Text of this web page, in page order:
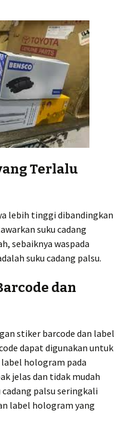
Terlalu
lebih tinggi dibandingkan
suku cadang
sebaiknya waspada
suku cadang palsu.
dan
stiker barcode dan label
dapat digunakan untuk
hologram pada
jelas dan tidak mudah
palsu seringkali
label hologram yang